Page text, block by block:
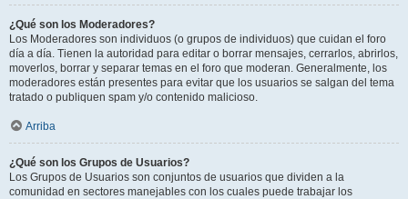
¿Qué son los Moderadores?
Los Moderadores son individuos (o grupos de individuos) que cuidan el foro
día a día. Tienen la autoridad para editar o borrar mensajes, cerrarlos, abrirlos,
moverlos, borrar y separar temas en el foro que moderan. Generalmente, los
moderadores están presentes para evitar que los usuarios se salgan del tema
tratado o publiquen spam y/o contenido malicioso.
Arriba
¿Qué son los Grupos de Usuarios?
Los Grupos de Usuarios son conjuntos de usuarios que dividen a la
comunidad en sectores manejables con los cuales puede trabajar los